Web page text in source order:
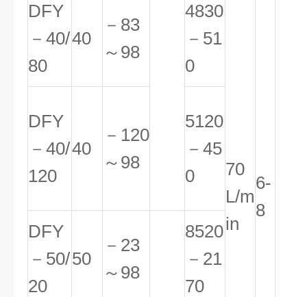
70
L/m
in
6-
8
DFY
－40/
80
40
－83
～98
4830
－51
0
DFY
－40/
120
40
－120
～98
5120
－45
0
DFY
－50/
20
50
－23
～98
8520
－21
70